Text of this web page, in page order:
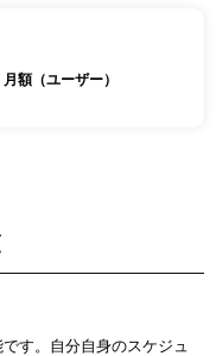
額（ユーザー）
す。自分自身のスケジュ